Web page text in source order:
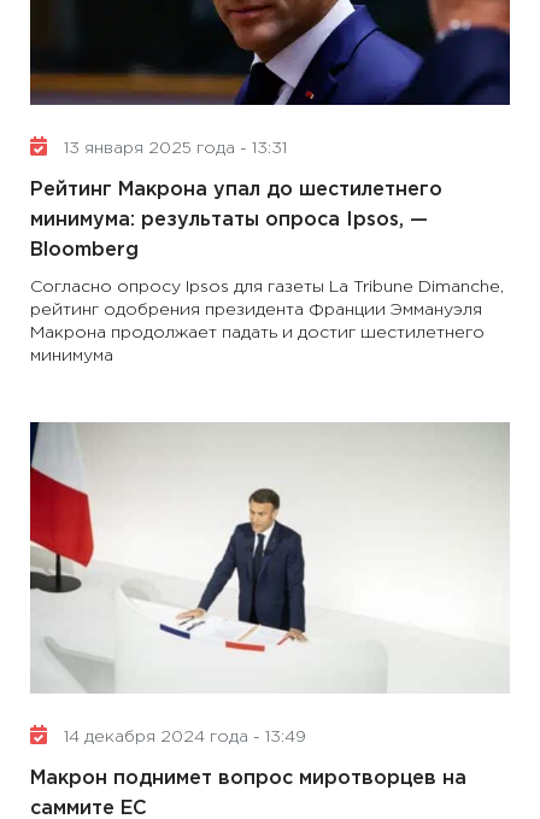
13 января 2025 года - 13:31
Рейтинг Макрона упал до шестилетнего
минимума: результаты опроса Ipsos, —
Bloomberg
Согласно опросу Ipsos для газеты La Tribune Dimanche,
рейтинг одобрения президента Франции Эммануэля
Макрона продолжает падать и достиг шестилетнего
минимума
14 декабря 2024 года - 13:49
Макрон поднимет вопрос миротворцев на
саммите ЕС